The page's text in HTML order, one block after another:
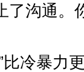
了沟通。
比冷暴力